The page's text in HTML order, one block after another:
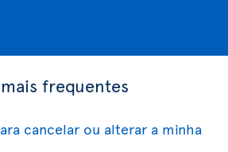
frequentes
cancelar ou alterar a minha